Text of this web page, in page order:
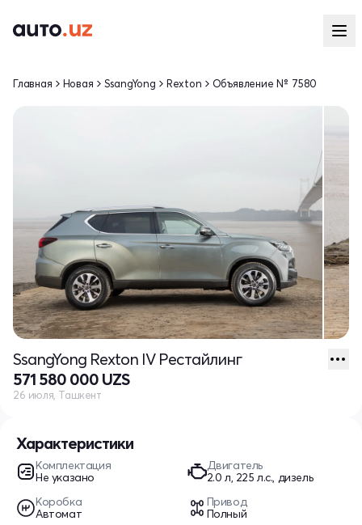
Характеристики
Комплектация
Не указано
Двигатель
2.0 л, 225 л.с., дизель
Коробка
Автомат
Привод
Полный
Главная Новая SsangYong Rexton Объявление № 7580
SsangYong Rexton IV Рестайлинг
571 580 000 UZS
26 июля, Ташкент